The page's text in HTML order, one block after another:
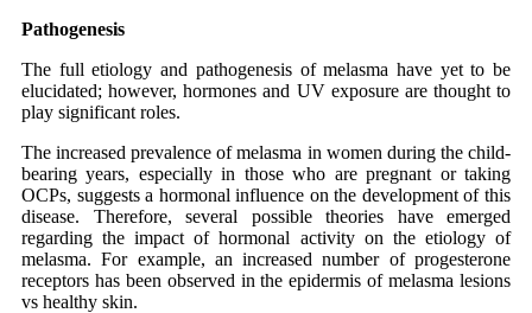
Pathogenesis
The full etiology and pathogenesis of melasma have yet to be
elucidated; however, hormones and UV exposure are thought to
play significant roles.
The increased prevalence of melasma in women during the child-
bearing years, especially in those who are pregnant or taking
OCPs, suggests a hormonal influence on the development of this
disease. Therefore, several possible theories have emerged
regarding the impact of hormonal activity on the etiology of
melasma. For example, an increased number of progesterone
receptors has been observed in the epidermis of melasma lesions
vs healthy skin.